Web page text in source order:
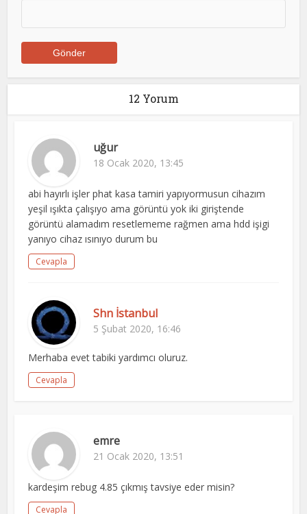
12 Yorum
uğur
18 Ocak 2020, 13:45
abi hayırlı işler phat kasa tamiri yapıyormusun cihazım
yeşil ışıkta çalışıyo ama görüntü yok iki giriştende
görüntü alamadım resetlememe rağmen ama hdd işigi
yanıyo cihaz ısınıyo durum bu
Cevapla
Shn İstanbul
5 Şubat 2020, 16:46
Merhaba evet tabiki yardımcı oluruz.
Cevapla
emre
21 Ocak 2020, 13:51
kardeşim rebug 4.85 çıkmış tavsiye eder misin?
Cevapla